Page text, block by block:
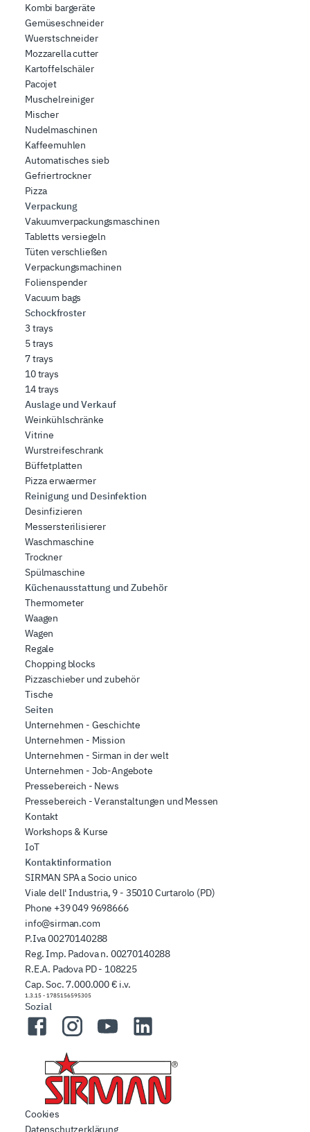
Kombi bargeräte
Gemüseschneider
Wuerstschneider
Mozzarella cutter
Kartoffelschäler
Pacojet
Muschelreiniger
Mischer
Nudelmaschinen
Kaffeemuhlen
Automatisches sieb
Gefriertrockner
Pizza
Verpackung
Vakuumverpackungsmaschinen
Tabletts versiegeln
Tüten verschließen
Verpackungsmachinen
Folienspender
Vacuum bags
Schockfroster
3 trays
5 trays
7 trays
10 trays
14 trays
Auslage und Verkauf
Weinkühlschränke
Vitrine
Wurstreifeschrank
Büffetplatten
Pizza erwaermer
Reinigung und Desinfektion
Desinfizieren
Messersterilisierer
Waschmaschine
Trockner
Spülmaschine
Küchenausstattung und Zubehör
Thermometer
Waagen
Wagen
Regale
Chopping blocks
Pizzaschieber und zubehör
Tische
Seiten
Unternehmen - Geschichte
Unternehmen - Mission
Unternehmen - Sirman in der welt
Unternehmen - Job-Angebote
Pressebereich - News
Pressebereich - Veranstaltungen und Messen
Kontakt
Workshops & Kurse
IoT
Kontaktinformation
SIRMAN SPA a Socio unico
Viale dell' Industria, 9 - 35010 Curtarolo (PD)
Phone +39 049 9698666
info@sirman.com
P.Iva 00270140288
Reg. Imp. Padova n. 00270140288
R.E.A. Padova PD - 108225
Cap. Soc. 7.000.000 € i.v.
1.3.15 - 1785156595305
Sozial
FacebookInstagramYouTubeLinkedIn
Cookies
Datenschutzerklärung